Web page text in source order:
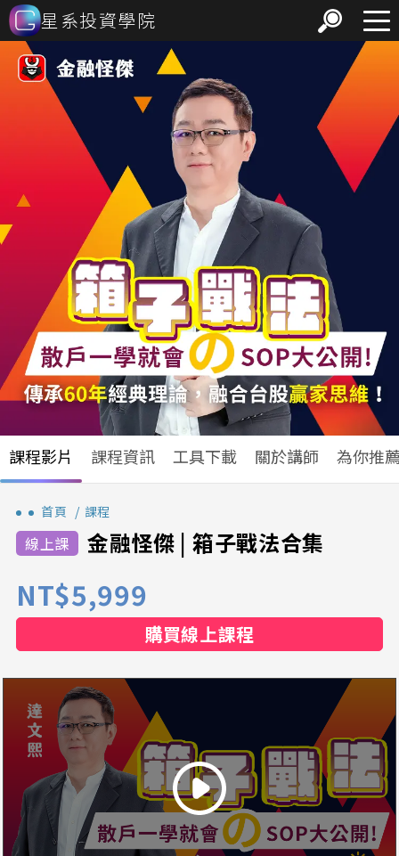
星系投資學院
課程影片 課程資訊 工具下載 關於講師 為你推
首頁 課程
金融怪傑 | 箱子戰法合集
NT$5,999
購買線上課程